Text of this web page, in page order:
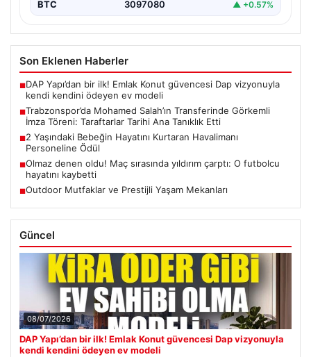
BTC 3097080 ▲ +0.57%
Son Eklenen Haberler
■DAP Yapı’dan bir ilk! Emlak Konut güvencesi Dap vizyonuyla
kendi kendini ödeyen ev modeli
■Trabzonspor’da Mohamed Salah’ın Transferinde Görkemli
İmza Töreni: Taraftarlar Tarihi Ana Tanıklık Etti
■2 Yaşındaki Bebeğin Hayatını Kurtaran Havalimanı
Personeline Ödül
■Olmaz denen oldu! Maç sırasında yıldırım çarptı: O futbolcu
hayatını kaybetti
■Outdoor Mutfaklar ve Prestijli Yaşam Mekanları
Güncel
08/07/2026
DAP Yapı’dan bir ilk! Emlak Konut güvencesi Dap vizyonuyla
kendi kendini ödeyen ev modeli